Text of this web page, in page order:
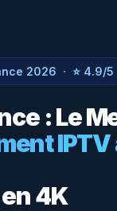
2026 · ⭐ 4.9/5
: Le
IPTV
4K